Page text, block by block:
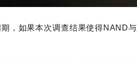
，如果本次调查结果使得NAND与